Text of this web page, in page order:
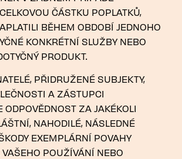
ČÁSTKU POPLATKŮ,
BĚHEM OBDOBÍ JEDNOHO
KONKRÉTNÍ SLUŽBY NEBO
PRODUKT.
PŘIDRUŽENÉ SUBJEKTY,
A ZÁSTUPCI
ODPOVĚDNOST ZA JAKÉKOLI
NAHODILÉ, NÁSLEDNÉ
EXEMPLÁRNÍ POVAHY
VAŠEHO POUŽÍVÁNÍ NEBO